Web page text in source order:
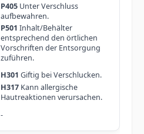
P405Unter Verschluss
aufbewahren.
P501 Inhalt/Behälter
entsprechend den örtlichen
Vorschriften der Entsorgung
zuführen.
H301 Giftig bei Verschlucken.
H317Kann allergische
Hautreaktionen verursachen.
-